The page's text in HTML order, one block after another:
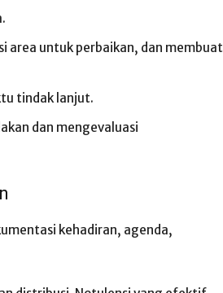
area untuk perbaikan, dan membuat
tindak lanjut.
dan mengevaluasi
kehadiran, agenda,